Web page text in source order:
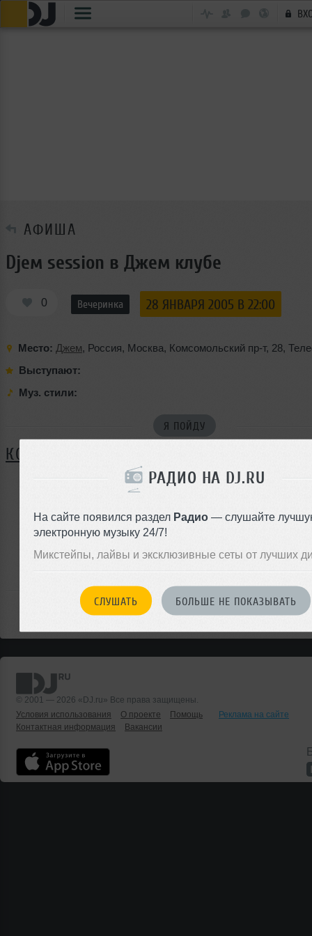
РАДИО НА DJ.RU
На сайте появился раздел Радио — слушайте
электронную музыку 24/7!
Микстейпы, лайвы и эксклюзивные сеты от лучших
СЛУШАТЬ БОЛЬШЕ НЕ ПОКАЗЫВАТЬ
АФИША
Djeм session в Джем клубе
0 Вечеринка 28 ЯНВАРЯ 2005 В 22:00
Место: Джем, Россия, Москва, Комсомольский пр-т, 28,
Выступают:
Муз. стили:
Я ПОЙДУ
КОММЕНТАРИИ
ЗАРЕГИСТРИРУЙТЕСЬ
чтобы оставить комментарий
© 2001 — 2026 «DJ.ru» Все права защищены.
Условия использования
О проекте Помощь
Реклама на сайте
Контактная информация
Вакансии